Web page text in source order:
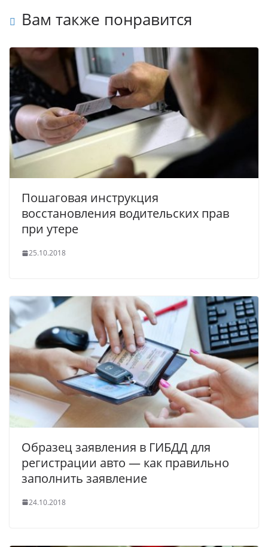
Вам также понравится
Пошаговая инструкция
восстановления водительских прав
при утере
25.10.2018
Образец заявления в ГИБДД для
регистрации авто — как правильно
заполнить заявление
24.10.2018